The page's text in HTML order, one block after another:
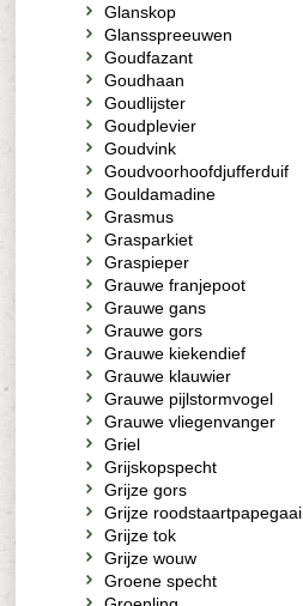
Glanskop
Glansspreeuwen
Goudfazant
Goudhaan
Goudlijster
Goudplevier
Goudvink
Goudvoorhoofdjufferduif
Gouldamadine
Grasmus
Grasparkiet
Graspieper
Grauwe franjepoot
Grauwe gans
Grauwe gors
Grauwe kiekendief
Grauwe klauwier
Grauwe pijlstormvogel
Grauwe vliegenvanger
Griel
Grijskopspecht
Grijze gors
Grijze roodstaartpapegaai
Grijze tok
Grijze wouw
Groene specht